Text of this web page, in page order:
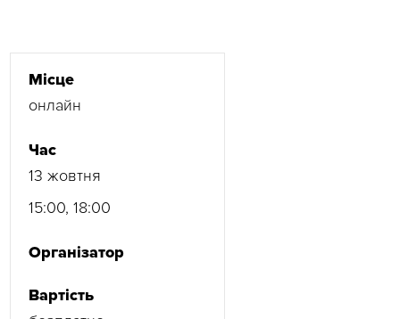
Місце
онлайн
Час
13 жовтня
15:00, 18:00
Організатор
Вартість